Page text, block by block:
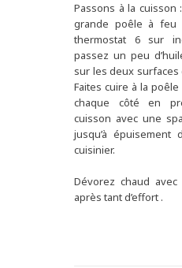
Passons à la
grande poêle à feu
thermostat 6 sur
passez un peu
sur les deux surfaces
Faites cuire à la
chaque côté en
cuisson avec une
jusqu’à
cuisinier.
Dévorez chaud
après tant d’effort .